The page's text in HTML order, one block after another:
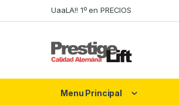
to
to
UaaLA!! 1º en PRECIOS
Menu Principal